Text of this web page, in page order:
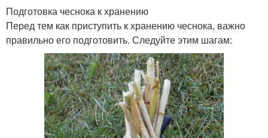
Подготовка чеснока к хранению
Перед тем как приступить к хранению чеснока, важно
правильно его подготовить. Следуйте этим шагам: